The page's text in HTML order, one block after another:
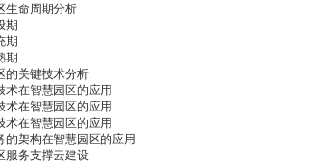
生命周期分析
期
期
期
的关键技术分析
术在智慧园区的应用
术在智慧园区的应用
术在智慧园区的应用
的架构在智慧园区的应用
服务支撑云建设